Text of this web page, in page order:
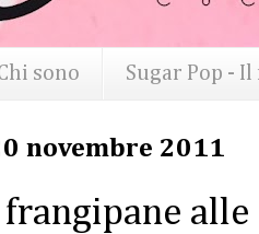
sono Sugar Pop -
novembre 2011